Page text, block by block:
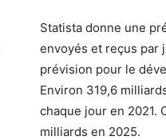
Statista donne une
envoyés et reçus par
prévision pour le
Environ 319,6
chaque jour en 2021.
milliards en 2025.